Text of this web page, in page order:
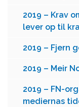
2019 – Krav
lever op til
2019 – Fjern
2019 – Meir
2019 – FN-
mediernas